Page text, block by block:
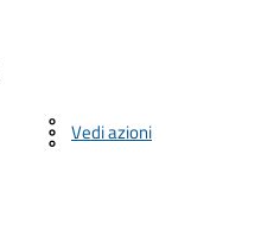
Vedi azioni